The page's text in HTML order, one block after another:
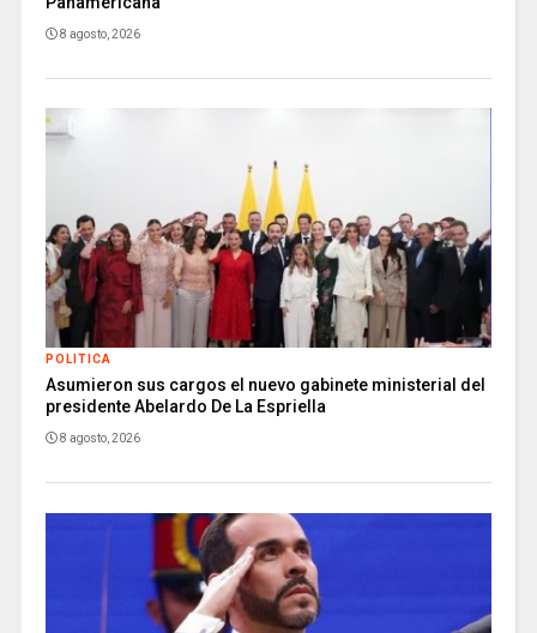
8 agosto, 2026
POLITICA
Asumieron sus cargos el nuevo gabinete ministerial del
presidente Abelardo De La Espriella
8 agosto, 2026